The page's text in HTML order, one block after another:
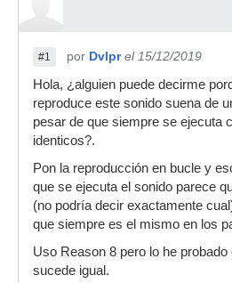
#1 por Dvlpr el 15/12/2019
Hola, ¿alguien puede decirme
reproduce este sonido suena de
pesar de que siempre se ejecuta
identicos?.
Pon la reproducción en bucle y
que se ejecuta el sonido parece
(no podría decir exactamente
que siempre es el mismo en los
Uso Reason 8 pero lo he
sucede igual.